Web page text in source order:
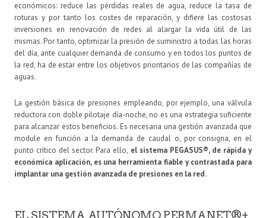
económicos: reduce las pérdidas reales de agua, reduce la tasa de
roturas y por tanto los costes de reparación, y difiere las costosas
inversiones en renovación de redes al alargar la vida útil de las
mismas. Por tanto, optimizar la presión de suministro a todas las horas
del día, ante cualquier demanda de consumo y en todos los puntos de
la red, ha de estar entre los objetivos prioritarios de las compañías de
aguas.
La gestión básica de presiones empleando, por ejemplo, una válvula
reductora con doble pilotaje día-noche, no es una estrategia suficiente
para alcanzar estos beneficios. Es necesaria una gestión avanzada que
module en función a la demanda de caudal o, por consigna, en el
punto crítico del sector. Para ello, el sistema PEGASUS®, de rápida y
económica aplicación, es una herramienta fiable y contrastada para
implantar una gestión avanzada de presiones en la red.